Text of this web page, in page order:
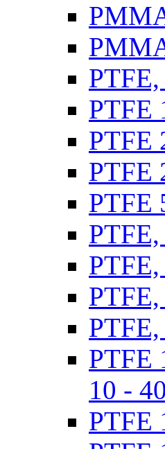
PTFE
PTFE
PTFE
PTFE
PTFE
10 -
PTFE